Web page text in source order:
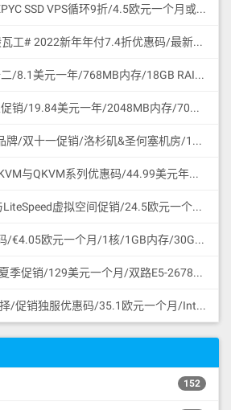
BlazingFast.IO 荷兰EPYC SSD VPS循环9折/4.5欧元一个月或43.2欧元一年/1核/1GB/30GB SSD NVMe GEN4/无限流量100Mbps/DDoS保护/KVM/荷兰
BandwagonHost #搬瓦工# 2022新年年付7.4折优惠码/最新可访问官网地址更新/促销特价商品合集/支持微信与支付宝付款
CloudCone 2021双十二/8.1美元一年/768MB内存/18GB RAID10 HDD硬盘/2TB流量/1Gbps/KVM/洛杉矶/中国路由优化/支持支付宝付款
CloudCone 2021黑五促销/19.84美元一年/2048MB内存/70GB RAID10 HDD硬盘/4TB流量/1Gbps/KVM/洛杉矶/中国路由优化/支持支付宝付款
iON Cloud # Krypt云品牌/双十一促销/洛杉矶&圣何塞机房/11.11美元一个月或111.1美元一年/2核/2GB/60GB SSD/3TB流量/1Gbps端口/圣何塞/支持支付宝微信
HostDare 9月促销/CKVM与QKVM系列优惠码/44.99美元年付/756MB内存/35GB HDD/600GB流量/50Mbps/KVM/Cera线路CN2GIA与联通移动直连/支持支付宝微信支付
AlexHost I3&I5独服与LiteSpeed虚拟空间促销/24.5欧元一个月/Intel I3 CPU/4G DDR3/1TB SATA HDD/无限流量/共享1Gbps/DDoS保护/摩尔多瓦/无版权
HostMaze 81折优惠码/€4.05欧元一个月/1核/1GB内存/30GB SSD硬盘/1Gbps/无限流量/KVM/罗马尼亚/无版权
Sharktech 鲨鱼机房/夏季促销/129美元一个月/双路E5-2678v3/64GB内存/1TB NVMe SSD/1Gbps/无限流量/60Gbps DDoS保护/3网直连/洛杉矶/支持支付宝
AlexHost 无版权新选择/促销独服优惠码/35.1欧元一个月/Intel I5 CPU/4G DDR3/1TB SATA HDD/无限流量/共享1Gbps/DDoS保护/摩尔多瓦/无版权
152